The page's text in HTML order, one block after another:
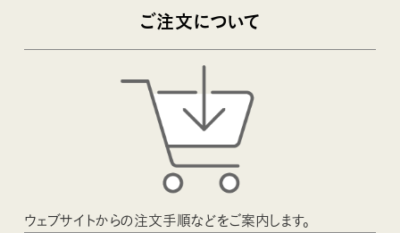
ご注文について
ウェブサイトからの注文手順などをご案内します。